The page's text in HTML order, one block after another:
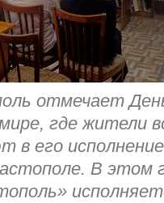
отмечает
где жители
в его
В этом